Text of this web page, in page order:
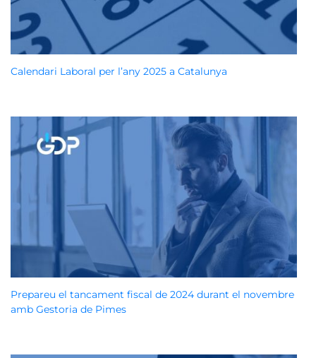
Calendari Laboral per l’any 2025 a Catalunya
Prepareu el tancament fiscal de 2024 durant el novembre
amb Gestoria de Pimes